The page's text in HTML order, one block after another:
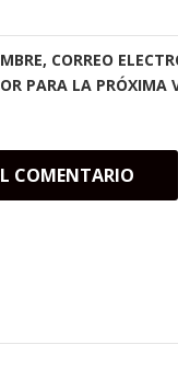
CORREO
PARA LA PRÓXIMA